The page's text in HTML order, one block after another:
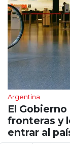
Argentina
El
fronteras y
entrar al